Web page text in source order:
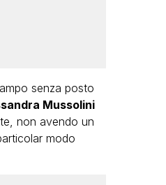
senza posto
Mussolini
non avendo un
modo